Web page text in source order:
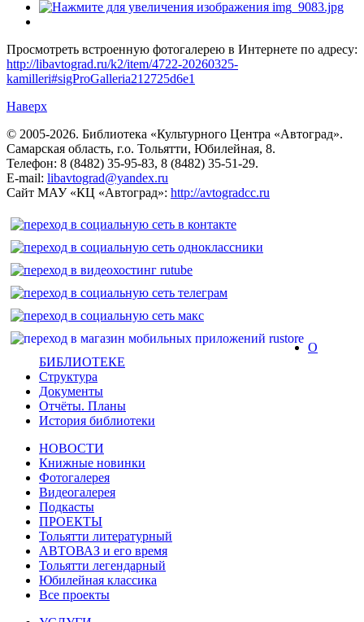
Просмотреть встроенную фотогалерею в Интернете по адресу:
http://libavtograd.ru/k2/item/4722-20260325-
kamilleri#sigProGalleria212725d6e1
Наверх
© 2005-2026. Библиотека «Культурного Центра «Автоград».
Самарская область, г.о. Тольятти, Юбилейная, 8.
Телефон: 8 (8482) 35-95-83, 8 (8482) 35-51-29.
E-mail: libavtograd@yandex.ru
Сайт МАУ «КЦ «Автоград»: http://avtogradcc.ru
О
БИБЛИОТЕКЕ
Структура
Документы
Отчёты. Планы
История библиотеки
НОВОСТИ
Книжные новинки
Фотогалерея
Видеогалерея
Подкасты
ПРОЕКТЫ
Тольятти литературный
АВТОВАЗ и его время
Тольятти легендарный
Юбилейная классика
Все проекты